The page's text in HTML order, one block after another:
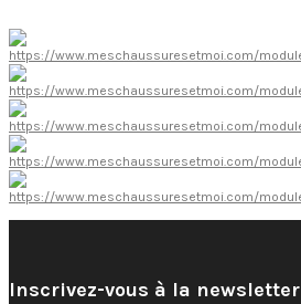
Inscrivez-vous à la newsletter